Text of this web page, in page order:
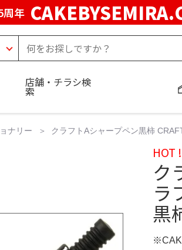
周年
店舗・チラシ検
索
ナリー クラフトAシャープペン黒柿
HOT !
ク
ラ
黒